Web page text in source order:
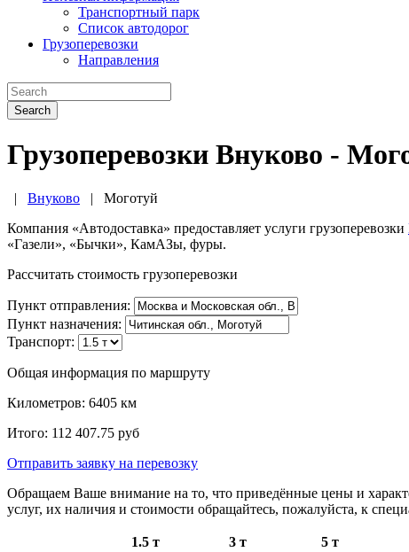
Транспортный парк
Список автодорог
Грузоперевозки
Направления
Search
Грузоперевозки Внуково -
| Внуково | Моготуй
Компания «Автодоставка» предоставляет услуги грузоперевозки
«Газели», «Бычки», КамАЗы, фуры.
Рассчитать стоимость грузоперевозки
Пункт отправления:
Пункт назначения:
Транспорт:
Общая информация по маршруту
Километров: 6405 км
Итого: 112 407.75 руб
Отправить заявку на перевозку
Обращаем Ваше внимание на то, что приведённые цены и
услуг, их наличия и стоимости обращайтесь, пожалуйста, к
1.5 т 3 т 5 т